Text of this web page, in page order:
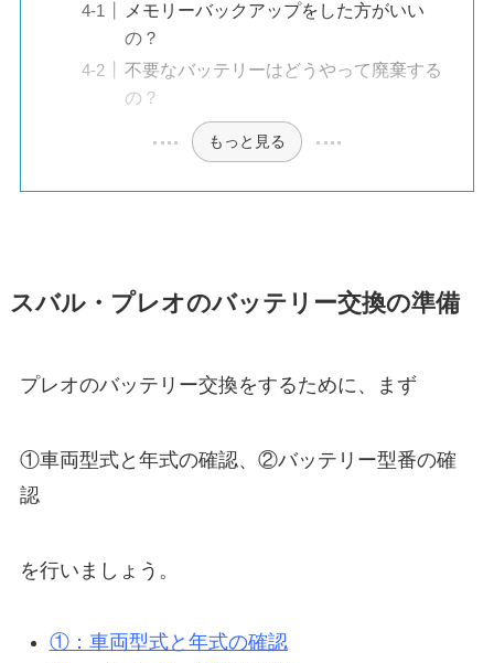
メモリーバックアップをした方がいい
の？
不要なバッテリーはどうやって廃棄する
の？
もっと見る
スバル・プレオのバッテリー交換の準備
プレオのバッテリー交換をするために、まず
①車両型式と年式の確認、②バッテリー型番の確
認
を行いましょう。
①：車両型式と年式の確認